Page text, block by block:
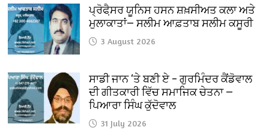
ਪ੍ਰੋਫੈ਼ਸਰ ਯੂਨਿਸ ਹਸਨ ਸ਼ਖ਼ਸੀਅਤ ਕਲਾ ਅਤੇ
ਮੁਲਾਕਾਤਾਂ— ਸਲੀਮ ਆਫ਼ਤਾਬ ਸਲੀਮ ਕਸੂਰੀ
3 August 2026
ਸਾਡੀ ਜਾਨ ‘ਤੇ ਬਣੀ ਏ – ਗੁਰਮਿੰਦਰ ਕੈਂਡੋਵਾਲ
ਦੀ ਗੀਤਕਾਰੀ ਵਿੱਚ ਸਮਾਜਿਕ ਚੇਤਨਾ —
ਪਿਆਰਾ ਸਿੰਘ ਕੁੱਦੋਵਾਲ
31 July 2026